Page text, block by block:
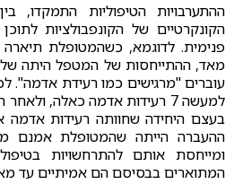
ההתערבויות הטיפוליות התמקדו,
הקונקרטיים של הקונפבולציות
פנימית. לדוגמא, כשהמטופלת
מאד, ההתייחסות של המטפל היתה
עוברים "מרגישים כמו רעידת אדמה".
למעשה 7 רעידות אדמה כאלה,
בעצם היחידה שחוותה רעידות אדמה
ההעברה הייתה שהמטופלת אמנם
ומייחסת אותם להתרחשויות
המתוארים בבסיסם הם אמיתיים עד